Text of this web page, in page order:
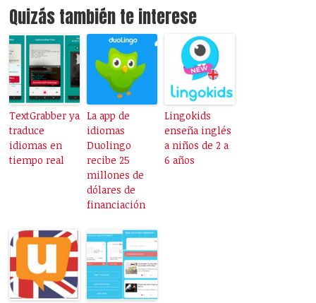
Quizás también te interese
TextGrabber ya
traduce
idiomas en
tiempo real
La app de
idiomas
Duolingo
recibe 25
millones de
dólares de
financiación
Lingokids
enseña inglés
a niños de 2 a
6 años